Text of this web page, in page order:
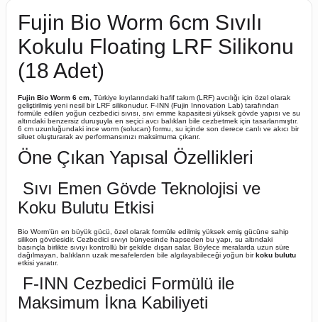
Fujin Bio Worm 6cm Sıvılı
Kokulu Floating LRF Silikonu
(18 Adet)
Fujin Bio Worm 6 cm , Türkiye kıyılarındaki hafif takım (LRF) avcılığı için özel olarak
geliştirilmiş yeni nesil bir LRF silikonudur. F-INN (Fujin Innovation Lab) tarafından
formüle edilen yoğun cezbedici sıvısı, sıvı emme kapasitesi yüksek gövde yapısı ve su
altındaki benzersiz duruşuyla en seçici avcı balıkları bile cezbetmek için tasarlanmıştır.
6 cm uzunluğundaki ince worm (solucan) formu, su içinde son derece canlı ve akıcı bir
siluet oluşturarak av performansınızı maksimuma çıkarır.
Öne Çıkan Yapısal Özellikleri
Sıvı Emen Gövde Teknolojisi ve
Koku Bulutu Etkisi
Bio Worm’ün en büyük gücü, özel olarak formüle edilmiş yüksek emiş gücüne sahip
silikon gövdesidir. Cezbedici sıvıyı bünyesinde hapseden bu yapı, su altındaki
basınçla birlikte sıvıyı kontrollü bir şekilde dışarı salar. Böylece meralarda uzun süre
dağılmayan, balıkların uzak mesafelerden bile algılayabileceği yoğun birkoku bulutu
etkisi yaratır.
F-INN Cezbedici Formülü ile
Maksimum İkna Kabiliyeti